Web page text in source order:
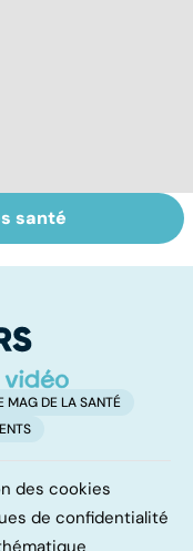
des
: que
?
santé
MAG DE LA SANTÉ
des cookies
de confidentialité